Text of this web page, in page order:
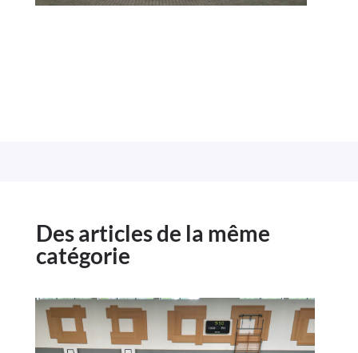
Des articles de la même
catégorie